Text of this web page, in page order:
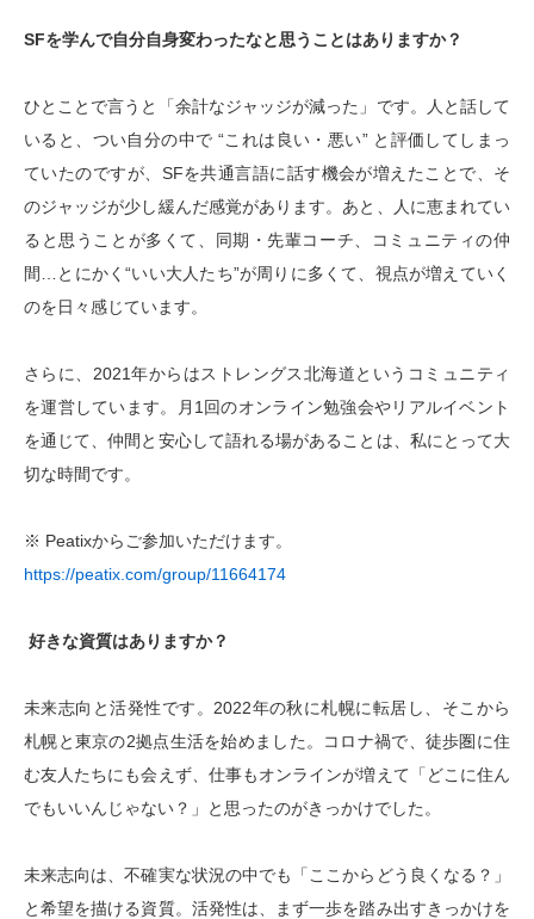
SFを学んで自分自身変わったなと思うことはありますか？
ひとことで言うと「余計なジャッジが減った」です。人と話して
いると、つい自分の中で “これは良い・悪い” と評価してしまっ
ていたのですが、 SFを共通言語に話す機会が増えたことで、そ
のジャッジが少し緩んだ感覚があります。あと、人に恵まれてい
ると思うことが多くて、同期・先輩コーチ、コミュニティの仲
間
とにかく“いい大人たち”が周りに多くて、視点が増えていく
のを日々感じています。
さらに、 2021年からはストレングス北海道というコミュニティ
を運営しています。月 1 回のオンライン勉強会やリアルイベント
を通じて、仲間と安心して語れる場があることは、私にとって大
切な時間です。
※ Peatixからご参加いただけます。
https://peatix.com/group/11664174
好きな資質はありますか？
未来志向と活発性です。 2022年の秋に札幌に転居し、そこから
札幌と東京の2拠点生活を始めました。コロナ禍で、徒歩圏に住
む友人たちにも会えず、仕事もオンラインが増えて「どこに住ん
でもいいんじゃない？」と思ったのがきっかけでした。
未来志向は、不確実な状況の中でも「ここからどう良くなる？」
と希望を描ける資質。活発性は、まず一歩を踏み出すきっかけを